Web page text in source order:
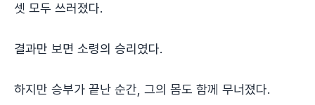
셋 모두 쓰러졌다.
결과만 보면 소령의 승리였다.
하지만 승부가 끝난 순간, 그의 몸도 함께 무너졌다.